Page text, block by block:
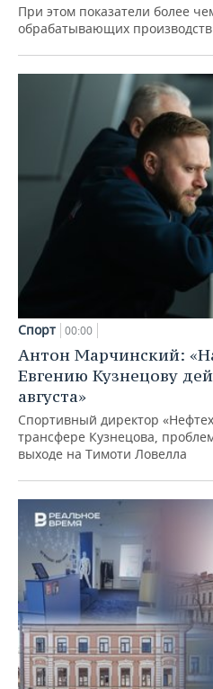
При этом показатели более
обрабатывающих
Спорт 00:00
Антон Марчинский:
Евгению Кузнецову
августа»
Спортивный директор
трансфере Кузнецова,
выходе на Тимоти Ловелла